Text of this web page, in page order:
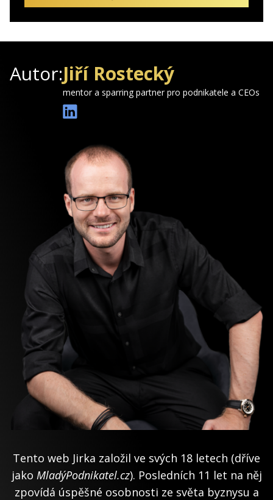
Autor:Jiří Rostecký
mentor a sparring partner pro podnikatele a CEOs
Tento web Jirka založil ve svých 18 letech (dříve
jako MladýPodnikatel.cz). Posledních 11 let na něj
zpovídá úspěšné osobnosti ze světa byznysu a